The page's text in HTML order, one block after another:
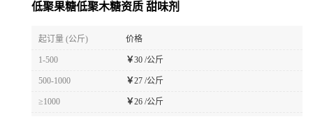
低聚果糖低聚木糖资质 甜味剂
起订量 (公斤) 价格
1-500 ￥30 /公斤
500-1000 ￥27 /公斤
≥1000 ￥26 /公斤